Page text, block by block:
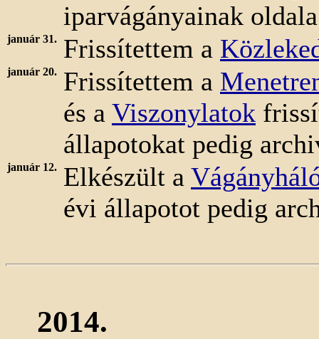
iparvágányainak
január 31. Frissítettem a
január 20. Frissítettem a
és a Viszonylatok
állapotokat pedig
január 12. Elkészült a
évi állapotot pedig
2014.